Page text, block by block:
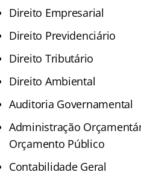
Direito Empresarial
Direito Previdenciário
Direito Tributário
Direito Ambiental
Auditoria Governamental
Administração
Orçamento Público
Contabilidade Geral